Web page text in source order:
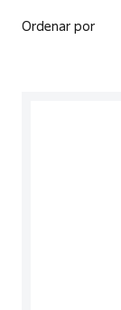
Ordenar por